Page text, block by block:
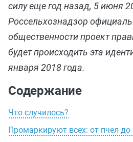
силу еще год назад, 5 июня
Россельхознадзор
общественности проект
будет происходить эта
января 2018 года.
Содержание
Что случилось?
Промаркируют всех: от пчел до